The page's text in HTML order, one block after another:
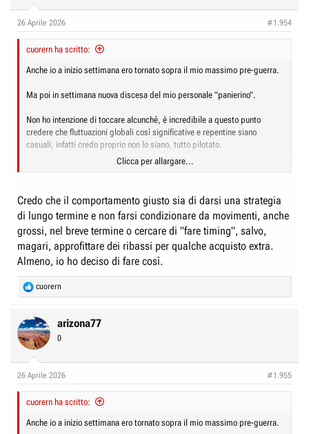
s
26 Aprile 2026 #1.954
cuorern ha scritto:
Anche io a inizio settimana ero tornato sopra il mio massimo pre-guerra.
Ma poi in settimana nuova discesa del mio personale "panierino".
Non ho intenzione di toccare alcunché, è incredibile a questo punto
credere che fluttuazioni globali così significative e repentine siano
casuali, infatti credo proprio non lo siano, tutto pilotato.
Clicca per allargare...
Credo che il comportamento giusto sia di darsi una strategia
di lungo termine e non farsi condizionare da movimenti, anche
grossi, nel breve termine o cercare di "fare timing", salvo,
magari, approfittare dei ribassi per qualche acquisto extra.
Almeno, io ho deciso di fare così.
R
e
c
t
i
s
cuorern
arizona77
0
26 Aprile 2026 #1.955
cuorern ha scritto:
Anche io a inizio settimana ero tornato sopra il mio massimo pre-guerra.